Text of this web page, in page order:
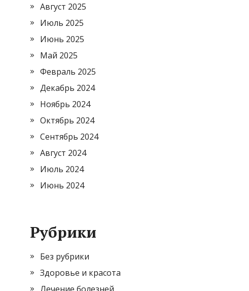
Август 2025
Июль 2025
Июнь 2025
Май 2025
Февраль 2025
Декабрь 2024
Ноябрь 2024
Октябрь 2024
Сентябрь 2024
Август 2024
Июль 2024
Июнь 2024
Рубрики
Без рубрики
Здоровье и красота